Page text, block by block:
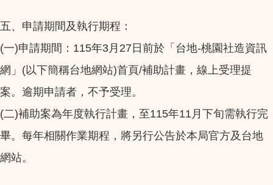
五、申請期間及執行期程：
(一)申請期間：115年3月27日前於「台地-桃園社造資訊
網」(以下簡稱台地網站)首頁/補助計畫，線上受理提
案。逾期申請者，不予受理。
(二)補助案為年度執行計畫，至115年11月下旬需執行完
畢。每年相關作業期程，將另行公告於本局官方及台地
網站。